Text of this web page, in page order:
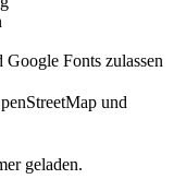
Fonts zulassen
und
geladen.